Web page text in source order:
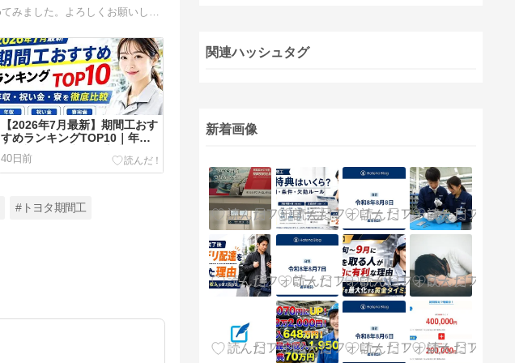
【2026年7月最新】期間工おす
すめランキングTOP10｜年
収・祝い金・寮を徹底比較
（12メーカー完全対応版）
40日前
#トヨタ期間工
関連ハッシュタグ
新着画像